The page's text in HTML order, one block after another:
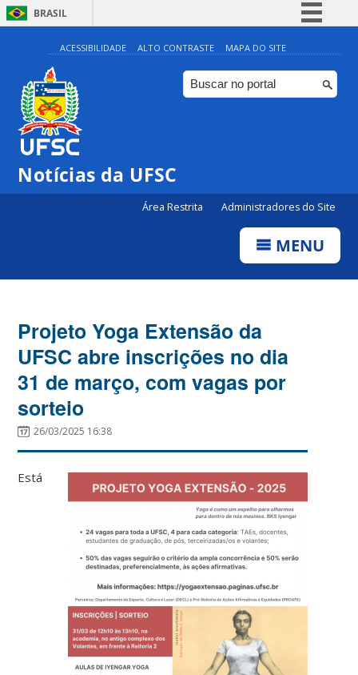
BRASIL
Simplifique!
Comunica BR
Participe
ACESSIBILIDADE ALTO CONTRASTE MAPA DO SITE
Notícias da UFSC
Área Restrita Administradores do Site
MENU
Projeto Yoga Extensão da
UFSC abre inscrições no dia
31 de março, com vagas por
sorteio
26/03/2025 16:38
Está